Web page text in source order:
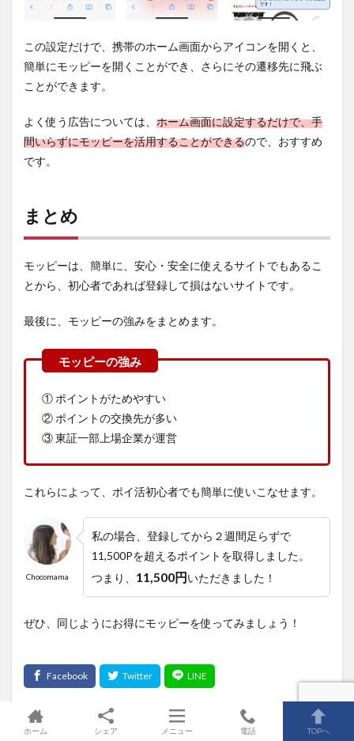
この設定だけで、携帯のホーム画面からアイコンを開くと、
簡単にモッピーを開くことができ、さらにその遷移先に飛ぶ
ことができます。
よく使う広告については、 ホーム画面に設定するだけで、手
間いらずにモッピーを活用することができるので、おすすめ
です。
まとめ
モッピーは、簡単に、安心・安全に使えるサイトでもあるこ
とから、 初心者であれば登録して損はないサイトです。
最後に、モッピーの強みをまとめます。
① ポイントがためやすい
② ポイントの交換先が多い
③ 東証一部上場企業が運営
これらによって、ポイ活初心者でも簡単に使いこなせます。
Chocomama
私の場合、登録してから ２週間足らずで
11,500Pを超えるポイントを取得しました。
つまり、 11,500円いただきました！
ぜひ、同じようにお得にモッピーを使ってみましょう！
ホーム シェア メニュー 電話 TOPへ